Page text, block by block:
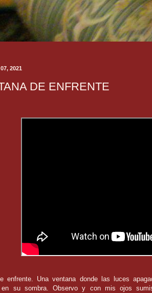
2021
DE ENFRENTE
enfrente. Una ventana donde las luces
en su sombra. Observo y con mis ojos